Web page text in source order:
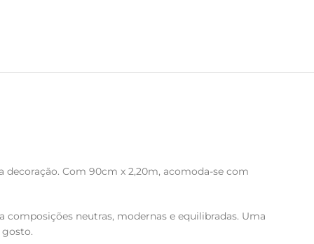
decoração. Com 90cm x 2,20m, acomoda-se com
neutras, modernas e equilibradas. Uma